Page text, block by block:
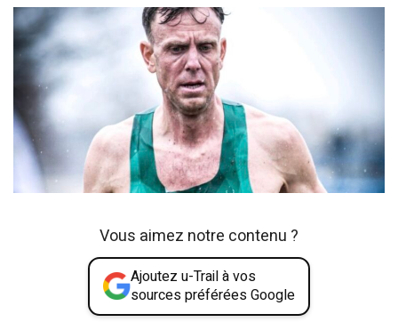
Vous aimez notre contenu ?
Ajoutez u-Trail à vos
sources préférées Google